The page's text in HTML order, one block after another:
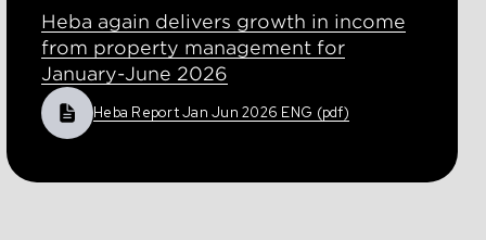
Heba again delivers growth in income
from property management for
January-June 2026
Heba Report Jan Jun 2026 ENG (pdf)